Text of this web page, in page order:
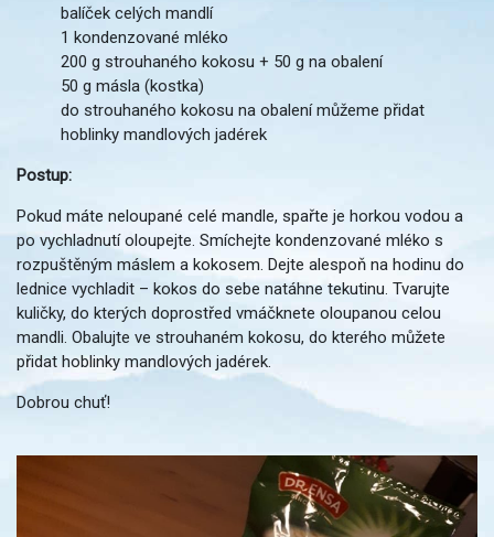
balíček celých mandlí
1 kondenzované mléko
200 g strouhaného kokosu + 50 g na obalení
50 g másla (kostka)
do strouhaného kokosu na obalení můžeme přidat
hoblinky mandlových jadérek
Postup:
Pokud máte neloupané celé mandle, spařte je horkou vodou a
po vychladnutí oloupejte. Smíchejte kondenzované mléko s
rozpuštěným máslem a kokosem. Dejte alespoň na hodinu do
lednice vychladit – kokos do sebe natáhne tekutinu. Tvarujte
kuličky, do kterých doprostřed vmáčknete oloupanou celou
mandli. Obalujte ve strouhaném kokosu, do kterého můžete
přidat hoblinky mandlových jadérek.
Dobrou chuť!